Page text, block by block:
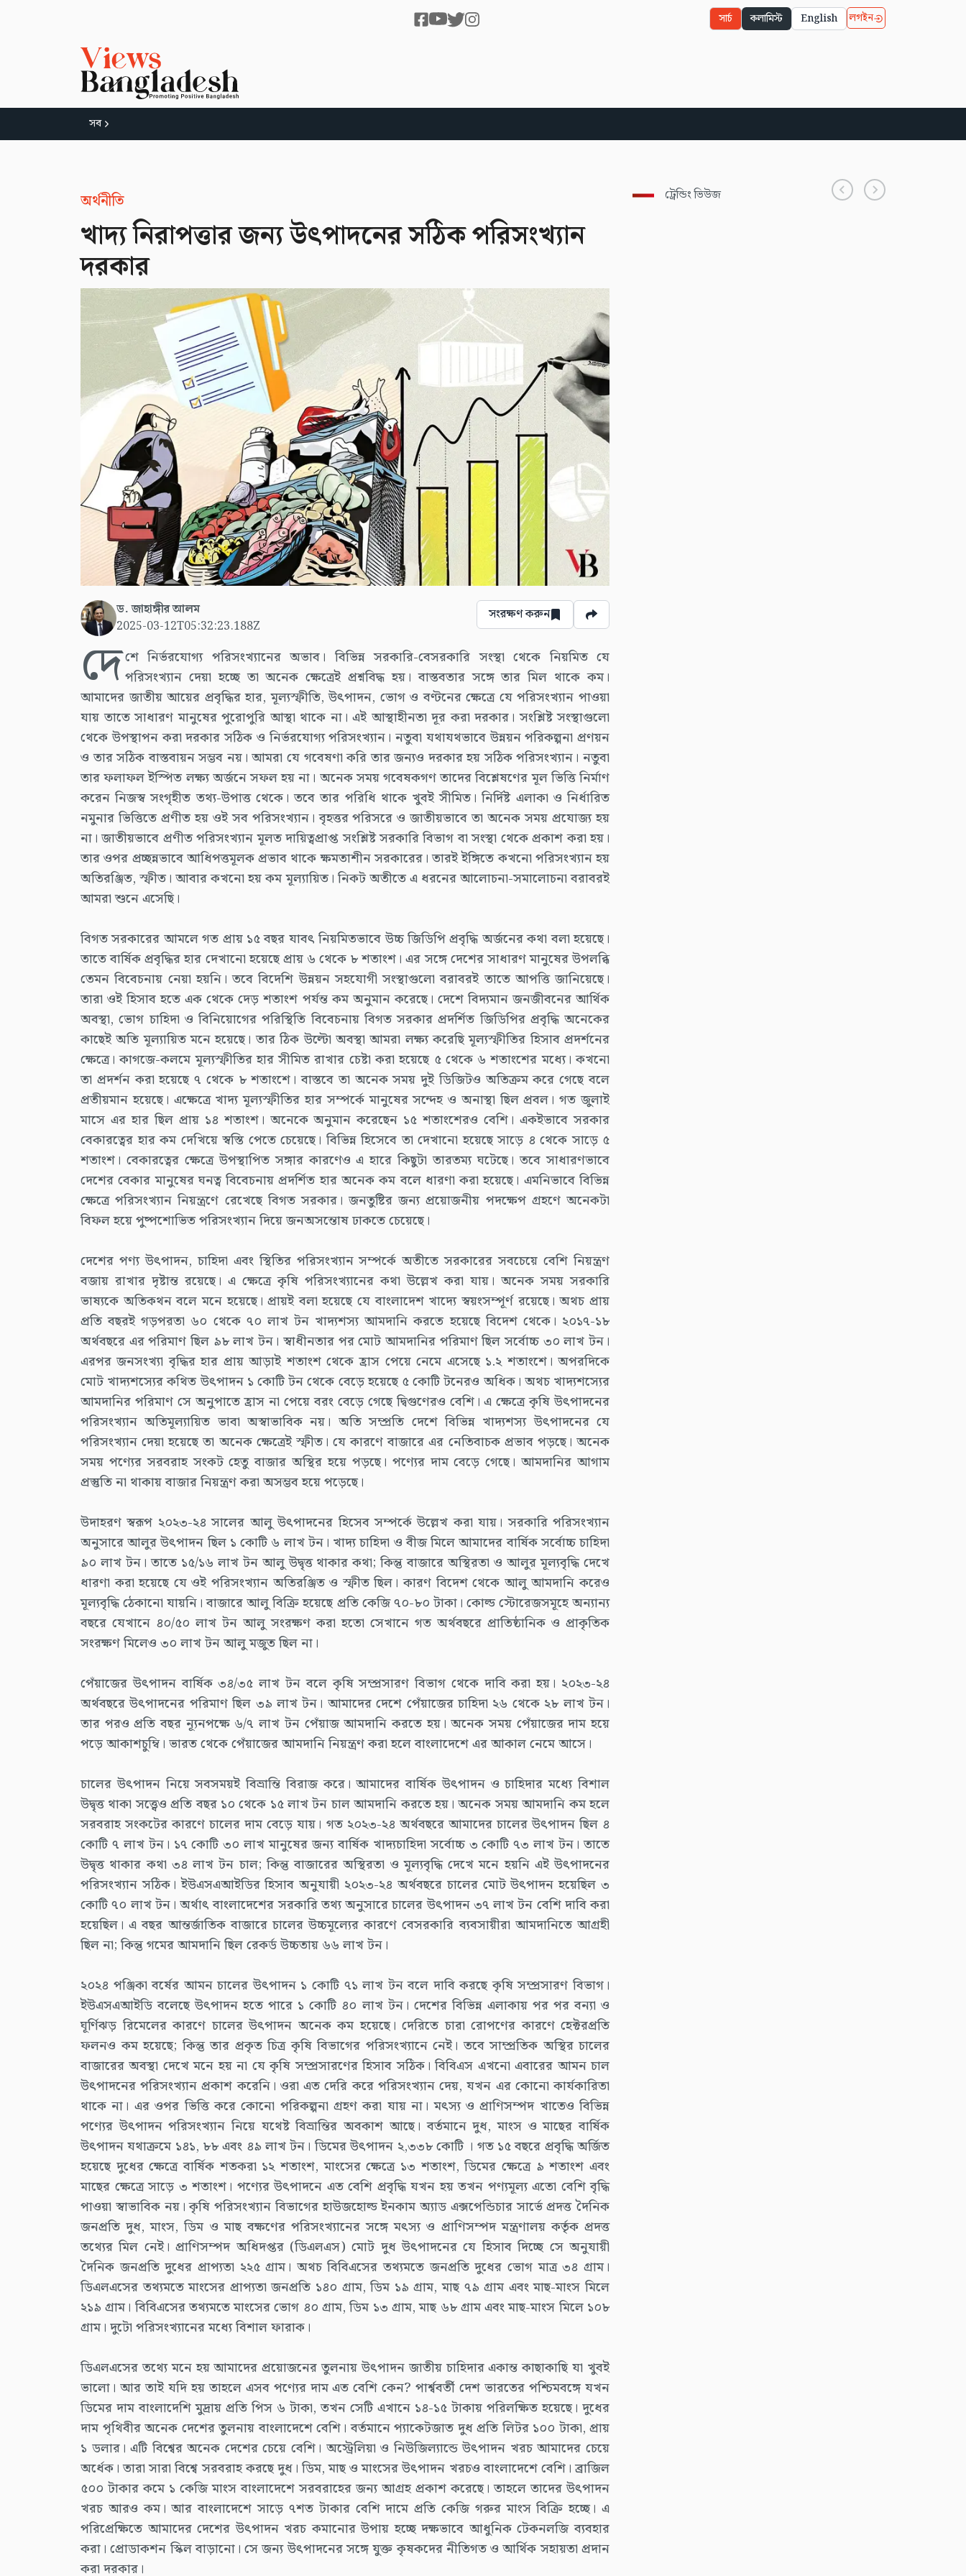
সার্চ কলামিস্ট English লগইন
সব
অর্থনীতি
খাদ্য নিরাপত্তার জন্য উৎপাদনের সঠিক পরিসংখ্যান
দরকার
ড. জাহাঙ্গীর আলম
2025-03-12T05:32:23.188Z
সংরক্ষণ করুন
দেশে নির্ভরযোগ্য পরিসংখ্যানের অভাব। বিভিন্ন সরকারি-বেসরকারি সংস্থা থেকে নিয়মিত যে
পরিসংখ্যান দেয়া হচ্ছে তা অনেক ক্ষেত্রেই প্রশ্নবিদ্ধ হয়। বাস্তবতার সঙ্গে তার মিল থাকে কম।
আমাদের জাতীয় আয়ের প্রবৃদ্ধির হার, মূল্যস্ফীতি, উৎপাদন, ভোগ ও বণ্টনের ক্ষেত্রে যে পরিসংখ্যান পাওয়া
যায় তাতে সাধারণ মানুষের পুরোপুরি আস্থা থাকে না। এই আস্থাহীনতা দূর করা দরকার। সংশ্লিষ্ট সংস্থাগুলো
থেকে উপস্থাপন করা দরকার সঠিক ও নির্ভরযোগ্য পরিসংখ্যান। নতুবা যথাযথভাবে উন্নয়ন পরিকল্পনা প্রণয়ন
ও তার সঠিক বাস্তবায়ন সম্ভব নয়। আমরা যে গবেষণা করি তার জন্যও দরকার হয় সঠিক পরিসংখ্যান। নতুবা
তার ফলাফল ইস্পিত লক্ষ্য অর্জনে সফল হয় না। অনেক সময় গবেষকগণ তাদের বিশ্লেষণের মূল ভিত্তি নির্মাণ
করেন নিজস্ব সংগৃহীত তথ্য-উপাত্ত থেকে। তবে তার পরিধি থাকে খুবই সীমিত। নির্দিষ্ট এলাকা ও নির্ধারিত
নমুনার ভিত্তিতে প্রণীত হয় ওই সব পরিসংখ্যান। বৃহত্তর পরিসরে ও জাতীয়ভাবে তা অনেক সময় প্রযোজ্য হয়
না। জাতীয়ভাবে প্রণীত পরিসংখ্যান মূলত দায়িত্বপ্রাপ্ত সংশ্লিষ্ট সরকারি বিভাগ বা সংস্থা থেকে প্রকাশ করা হয়।
তার ওপর প্রচ্ছন্নভাবে আধিপত্তমূলক প্রভাব থাকে ক্ষমতাশীন সরকারের। তারই ইঙ্গিতে কখনো পরিসংখ্যান হয়
অতিরঞ্জিত, স্ফীত। আবার কখনো হয় কম মূল্যায়িত। নিকট অতীতে এ ধরনের আলোচনা-সমালোচনা বরাবরই
আমরা শুনে এসেছি।
বিগত সরকারের আমলে গত প্রায় ১৫ বছর যাবৎ নিয়মিতভাবে উচ্চ জিডিপি প্রবৃদ্ধি অর্জনের কথা বলা হয়েছে।
তাতে বার্ষিক প্রবৃদ্ধির হার দেখানো হয়েছে প্রায় ৬ থেকে ৮ শতাংশ। এর সঙ্গে দেশের সাধারণ মানুষের উপলব্ধি
তেমন বিবেচনায় নেয়া হয়নি। তবে বিদেশি উন্নয়ন সহযোগী সংস্থাগুলো বরাবরই তাতে আপত্তি জানিয়েছে।
তারা ওই হিসাব হতে এক থেকে দেড় শতাংশ পর্যন্ত কম অনুমান করেছে। দেশে বিদ্যমান জনজীবনের আর্থিক
অবস্থা, ভোগ চাহিদা ও বিনিয়োগের পরিস্থিতি বিবেচনায় বিগত সরকার প্রদর্শিত জিডিপির প্রবৃদ্ধি অনেকের
কাছেই অতি মূল্যায়িত মনে হয়েছে। তার ঠিক উল্টো অবস্থা আমরা লক্ষ্য করেছি মূল্যস্ফীতির হিসাব প্রদর্শনের
ক্ষেত্রে। কাগজে-কলমে মূল্যস্ফীতির হার সীমিত রাখার চেষ্টা করা হয়েছে ৫ থেকে ৬ শতাংশের মধ্যে। কখনো
তা প্রদর্শন করা হয়েছে ৭ থেকে ৮ শতাংশে। বাস্তবে তা অনেক সময় দুই ডিজিটও অতিক্রম করে গেছে বলে
প্রতীয়মান হয়েছে। এক্ষেত্রে খাদ্য মূল্যস্ফীতির হার সম্পর্কে মানুষের সন্দেহ ও অনাস্থা ছিল প্রবল। গত জুলাই
মাসে এর হার ছিল প্রায় ১৪ শতাংশ। অনেকে অনুমান করেছেন ১৫ শতাংশেরও বেশি। একইভাবে সরকার
বেকারত্বের হার কম দেখিয়ে স্বস্তি পেতে চেয়েছে। বিভিন্ন হিসেবে তা দেখানো হয়েছে সাড়ে ৪ থেকে সাড়ে ৫
শতাংশ। বেকারত্বের ক্ষেত্রে উপস্থাপিত সঙ্গার কারণেও এ হারে কিছুটা তারতম্য ঘটেছে। তবে সাধারণভাবে
দেশের বেকার মানুষের ঘনত্ব বিবেচনায় প্রদর্শিত হার অনেক কম বলে ধারণা করা হয়েছে। এমনিভাবে বিভিন্ন
ক্ষেত্রে পরিসংখ্যান নিয়ন্ত্রণে রেখেছে বিগত সরকার। জনতুষ্টির জন্য প্রয়োজনীয় পদক্ষেপ গ্রহণে অনেকটা
বিফল হয়ে পুষ্পশোভিত পরিসংখ্যান দিয়ে জনঅসন্তোষ ঢাকতে চেয়েছে।
দেশের পণ্য উৎপাদন, চাহিদা এবং স্থিতির পরিসংখ্যান সম্পর্কে অতীতে সরকারের সবচেয়ে বেশি নিয়ন্ত্রণ
বজায় রাখার দৃষ্টান্ত রয়েছে। এ ক্ষেত্রে কৃষি পরিসংখ্যানের কথা উল্লেখ করা যায়। অনেক সময় সরকারি
ভাষ্যকে অতিকথন বলে মনে হয়েছে। প্রায়ই বলা হয়েছে যে বাংলাদেশ খাদ্যে স্বয়ংসম্পূর্ণ রয়েছে। অথচ প্রায়
প্রতি বছরই গড়পরতা ৬০ থেকে ৭০ লাখ টন খাদ্যশস্য আমদানি করতে হয়েছে বিদেশ থেকে। ২০১৭-১৮
অর্থবছরে এর পরিমাণ ছিল ৯৮ লাখ টন। স্বাধীনতার পর মোট আমদানির পরিমাণ ছিল সর্বোচ্চ ৩০ লাখ টন।
এরপর জনসংখ্যা বৃদ্ধির হার প্রায় আড়াই শতাংশ থেকে হ্রাস পেয়ে নেমে এসেছে ১.২ শতাংশে। অপরদিকে
মোট খাদ্যশস্যের কথিত উৎপাদন ১ কোটি টন থেকে বেড়ে হয়েছে ৫ কোটি টনেরও অধিক। অথচ খাদ্যশস্যের
আমদানির পরিমাণ সে অনুপাতে হ্রাস না পেয়ে বরং বেড়ে গেছে দ্বিগুণেরও বেশি। এ ক্ষেত্রে কৃষি উৎপাদনের
পরিসংখ্যান অতিমূল্যায়িত ভাবা অস্বাভাবিক নয়। অতি সম্প্রতি দেশে বিভিন্ন খাদ্যশস্য উৎপাদনের যে
পরিসংখ্যান দেয়া হয়েছে তা অনেক ক্ষেত্রেই স্ফীত। যে কারণে বাজারে এর নেতিবাচক প্রভাব পড়ছে। অনেক
সময় পণ্যের সরবরাহ সংকট হেতু বাজার অস্থির হয়ে পড়ছে। পণ্যের দাম বেড়ে গেছে। আমদানির আগাম
প্রস্তুতি না থাকায় বাজার নিয়ন্ত্রণ করা অসম্ভব হয়ে পড়েছে।
উদাহরণ স্বরূপ ২০২৩-২৪ সালের আলু উৎপাদনের হিসেব সম্পর্কে উল্লেখ করা যায়। সরকারি পরিসংখ্যান
অনুসারে আলুর উৎপাদন ছিল ১ কোটি ৬ লাখ টন। খাদ্য চাহিদা ও বীজ মিলে আমাদের বার্ষিক সর্বোচ্চ চাহিদা
৯০ লাখ টন। তাতে ১৫/১৬ লাখ টন আলু উদ্বৃত্ত থাকার কথা; কিন্তু বাজারে অস্থিরতা ও আলুর মূল্যবৃদ্ধি দেখে
ধারণা করা হয়েছে যে ওই পরিসংখ্যান অতিরঞ্জিত ও স্ফীত ছিল। কারণ বিদেশ থেকে আলু আমদানি করেও
মূল্যবৃদ্ধি ঠেকানো যায়নি। বাজারে আলু বিক্রি হয়েছে প্রতি কেজি ৭০-৮০ টাকা। কোল্ড স্টোরেজসমূহে অন্যান্য
বছরে যেখানে ৪০/৫০ লাখ টন আলু সংরক্ষণ করা হতো সেখানে গত অর্থবছরে প্রাতিষ্ঠানিক ও প্রাকৃতিক
সংরক্ষণ মিলেও ৩০ লাখ টন আলু মজুত ছিল না।
পেঁয়াজের উৎপাদন বার্ষিক ৩৪/৩৫ লাখ টন বলে কৃষি সম্প্রসারণ বিভাগ থেকে দাবি করা হয়। ২০২৩-২৪
অর্থবছরে উৎপাদনের পরিমাণ ছিল ৩৯ লাখ টন। আমাদের দেশে পেঁয়াজের চাহিদা ২৬ থেকে ২৮ লাখ টন।
তার পরও প্রতি বছর ন্যূনপক্ষে ৬/৭ লাখ টন পেঁয়াজ আমদানি করতে হয়। অনেক সময় পেঁয়াজের দাম হয়ে
পড়ে আকাশচুম্বি। ভারত থেকে পেঁয়াজের আমদানি নিয়ন্ত্রণ করা হলে বাংলাদেশে এর আকাল নেমে আসে।
চালের উৎপাদন নিয়ে সবসময়ই বিভ্রান্তি বিরাজ করে। আমাদের বার্ষিক উৎপাদন ও চাহিদার মধ্যে বিশাল
উদ্বৃত্ত থাকা সত্ত্বেও প্রতি বছর ১০ থেকে ১৫ লাখ টন চাল আমদানি করতে হয়। অনেক সময় আমদানি কম হলে
সরবরাহ সংকটের কারণে চালের দাম বেড়ে যায়। গত ২০২৩-২৪ অর্থবছরে আমাদের চালের উৎপাদন ছিল ৪
কোটি ৭ লাখ টন। ১৭ কোটি ৩০ লাখ মানুষের জন্য বার্ষিক খাদ্যচাহিদা সর্বোচ্চ ৩ কোটি ৭৩ লাখ টন। তাতে
উদ্বৃত্ত থাকার কথা ৩৪ লাখ টন চাল; কিন্তু বাজারের অস্থিরতা ও মূল্যবৃদ্ধি দেখে মনে হয়নি এই উৎপাদনের
পরিসংখ্যান সঠিক। ইউএসএআইডির হিসাব অনুযায়ী ২০২৩-২৪ অর্থবছরে চালের মোট উৎপাদন হয়েছিল ৩
কোটি ৭০ লাখ টন। অর্থাৎ বাংলাদেশের সরকারি তথ্য অনুসারে চালের উৎপাদন ৩৭ লাখ টন বেশি দাবি করা
হয়েছিল। এ বছর আন্তর্জাতিক বাজারে চালের উচ্চমূল্যের কারণে বেসরকারি ব্যবসায়ীরা আমদানিতে আগ্রহী
ছিল না; কিন্তু গমের আমদানি ছিল রেকর্ড উচ্চতায় ৬৬ লাখ টন।
২০২৪ পঞ্জিকা বর্ষের আমন চালের উৎপাদন ১ কোটি ৭১ লাখ টন বলে দাবি করছে কৃষি সম্প্রসারণ বিভাগ।
ইউএসএআইডি বলেছে উৎপাদন হতে পারে ১ কোটি ৪০ লাখ টন। দেশের বিভিন্ন এলাকায় পর পর বন্যা ও
ঘূর্ণিঝড় রিমেলের কারণে চালের উৎপাদন অনেক কম হয়েছে। দেরিতে চারা রোপণের কারণে হেক্টরপ্রতি
ফলনও কম হয়েছে; কিন্তু তার প্রকৃত চিত্র কৃষি বিভাগের পরিসংখ্যানে নেই। তবে সাম্প্রতিক অস্থির চালের
বাজারের অবস্থা দেখে মনে হয় না যে কৃষি সম্প্রসারণের হিসাব সঠিক। বিবিএস এখনো এবারের আমন চাল
উৎপাদনের পরিসংখ্যান প্রকাশ করেনি। ওরা এত দেরি করে পরিসংখ্যান দেয়, যখন এর কোনো কার্যকারিতা
থাকে না। এর ওপর ভিত্তি করে কোনো পরিকল্পনা গ্রহণ করা যায় না। মৎস্য ও প্রাণিসম্পদ খাতেও বিভিন্ন
পণ্যের উৎপাদন পরিসংখ্যান নিয়ে যথেষ্ট বিভ্রান্তির অবকাশ আছে। বর্তমানে দুধ, মাংস ও মাছের বার্ষিক
উৎপাদন যথাক্রমে ১৪১, ৮৮ এবং ৪৯ লাখ টন। ডিমের উৎপাদন ২,৩৩৮ কোটি । গত ১৫ বছরে প্রবৃদ্ধি অর্জিত
হয়েছে দুধের ক্ষেত্রে বার্ষিক শতকরা ১২ শতাংশ, মাংসের ক্ষেত্রে ১৩ শতাংশ, ডিমের ক্ষেত্রে ৯ শতাংশ এবং
মাছের ক্ষেত্রে সাড়ে ৩ শতাংশ। পণ্যের উৎপাদনে এত বেশি প্রবৃদ্ধি যখন হয় তখন পণ্যমূল্য এতো বেশি বৃদ্ধি
পাওয়া স্বাভাবিক নয়। কৃষি পরিসংখ্যান বিভাগের হাউজহোল্ড ইনকাম অ্যাড এক্সপেন্ডিচার সার্ভে প্রদত্ত দৈনিক
জনপ্রতি দুধ, মাংস, ডিম ও মাছ বক্ষণের পরিসংখ্যানের সঙ্গে মৎস্য ও প্রাণিসম্পদ মন্ত্রণালয় কর্তৃক প্রদত্ত
তথ্যের মিল নেই। প্রাণিসম্পদ অধিদপ্তর (ডিএলএস) মোট দুধ উৎপাদনের যে হিসাব দিচ্ছে সে অনুযায়ী
দৈনিক জনপ্রতি দুধের প্রাপ্যতা ২২৫ গ্রাম। অথচ বিবিএসের তথ্যমতে জনপ্রতি দুধের ভোগ মাত্র ৩৪ গ্রাম।
ডিএলএসের তথ্যমতে মাংসের প্রাপ্যতা জনপ্রতি ১৪০ গ্রাম, ডিম ১৯ গ্রাম, মাছ ৭৯ গ্রাম এবং মাছ-মাংস মিলে
২১৯ গ্রাম। বিবিএসের তথ্যমতে মাংসের ভোগ ৪০ গ্রাম, ডিম ১৩ গ্রাম, মাছ ৬৮ গ্রাম এবং মাছ-মাংস মিলে ১০৮
গ্রাম। দুটো পরিসংখ্যানের মধ্যে বিশাল ফারাক।
ডিএলএসের তথ্যে মনে হয় আমাদের প্রয়োজনের তুলনায় উৎপাদন জাতীয় চাহিদার একান্ত কাছাকাছি যা খুবই
ভালো। আর তাই যদি হয় তাহলে এসব পণ্যের দাম এত বেশি কেন? পার্শ্ববর্তী দেশ ভারতের পশ্চিমবঙ্গে যখন
ডিমের দাম বাংলাদেশি মুদ্রায় প্রতি পিস ৬ টাকা, তখন সেটি এখানে ১৪-১৫ টাকায় পরিলক্ষিত হয়েছে। দুধের
দাম পৃথিবীর অনেক দেশের তুলনায় বাংলাদেশে বেশি। বর্তমানে প্যাকেটজাত দুধ প্রতি লিটর ১০০ টাকা, প্রায়
১ ডলার। এটি বিশ্বের অনেক দেশের চেয়ে বেশি। অস্ট্রেলিয়া ও নিউজিল্যান্ডে উৎপাদন খরচ আমাদের চেয়ে
অর্ধেক। তারা সারা বিশ্বে সরবরাহ করছে দুধ। ডিম, মাছ ও মাংসের উৎপাদন খরচও বাংলাদেশে বেশি। ব্রাজিল
৫০০ টাকার কমে ১ কেজি মাংস বাংলাদেশে সরবরাহের জন্য আগ্রহ প্রকাশ করেছে। তাহলে তাদের উৎপাদন
খরচ আরও কম। আর বাংলাদেশে সাড়ে ৭শত টাকার বেশি দামে প্রতি কেজি গরুর মাংস বিক্রি হচ্ছে। এ
পরিপ্রেক্ষিতে আমাদের দেশের উৎপাদন খরচ কমানোর উপায় হচ্ছে দক্ষভাবে আধুনিক টেকনলজি ব্যবহার
করা। প্রোডাকশন স্কিল বাড়ানো। সে জন্য উৎপাদনের সঙ্গে যুক্ত কৃষকদের নীতিগত ও আর্থিক সহায়তা প্রদান
করা দরকার।
ট্রেন্ডিং ভিউজ